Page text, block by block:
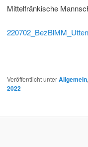
Mittelfränkische
Veröffentlicht unterAllgemein,
2022